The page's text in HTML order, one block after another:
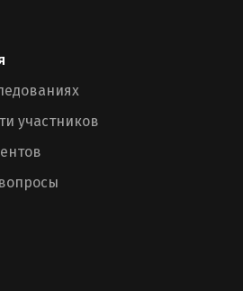
участников